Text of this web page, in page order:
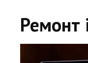
Ремонт